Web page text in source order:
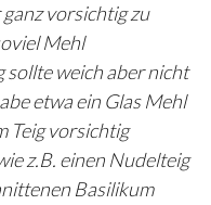
vorsichtig zu
Mehl
sollte weich aber nicht
etwa ein Glas Mehl
Teig vorsichtig
z.B. einen Nudelteig
Basilikum